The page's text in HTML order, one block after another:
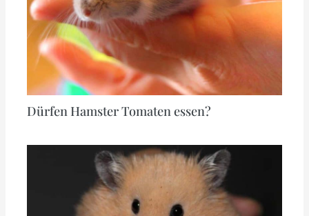
Dürfen Hamster Tomaten essen?